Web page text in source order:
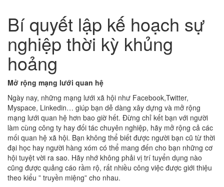
Bí quyết lập kế hoạch sự
nghiệp thời kỳ khủng
hoảng
Mở rộng mạng lưới quan hệ
Ngày nay, những mạng lưới xã hội như Facebook,Twitter,
Myspace, Linkedin… giúp bạn dễ dàng xây dựng và mở rộng
mạng lưới quan hệ hơn bao giờ hết. Đừng chỉ kết bạn với người
làm cùng công ty hay đối tác chuyên nghiệp, hãy mở rộng cả các
mối quan hệ xã hội. Bạn không thể biết được người bạn cũ từ thời
đại học hay người hàng xóm có thể mang đến cho bạn những cơ
hội tuyệt vời ra sao. Hãy nhớ không phải vị trí tuyển dụng nào
cũng được quảng cáo rầm rộ, rất nhiều công việc được giới thiệu
theo kiểu ” truyền miệng” cho nhau.